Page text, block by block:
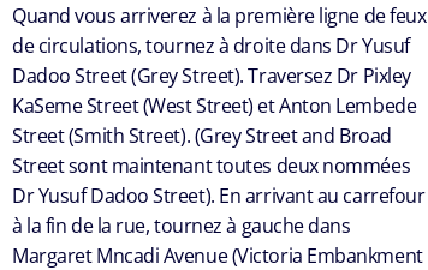
Quand vous arriverez à la première ligne de feux
de circulations, tournez à droite dans Dr Yusuf
Dadoo Street (Grey Street). Traversez Dr Pixley
KaSeme Street (West Street) et Anton Lembede
Street (Smith Street). (Grey Street and Broad
Street sont maintenant toutes deux nommées
Dr Yusuf Dadoo Street). En arrivant au carrefour
à la fin de la rue, tournez à gauche dans
Margaret Mncadi Avenue (Victoria Embankment